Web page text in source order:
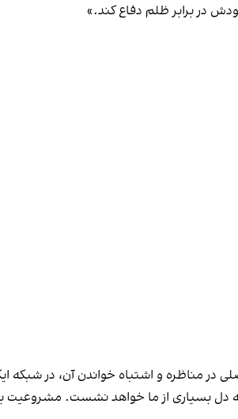
در برابر ظلم دفاع کند.»
در مناظره و اشتباه خواندن آن، در
دل بسیاری از ما خواهد نشست. مشروعیت